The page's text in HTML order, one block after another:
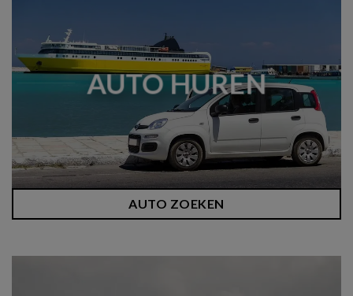
AUTO HUREN
AUTO ZOEKEN